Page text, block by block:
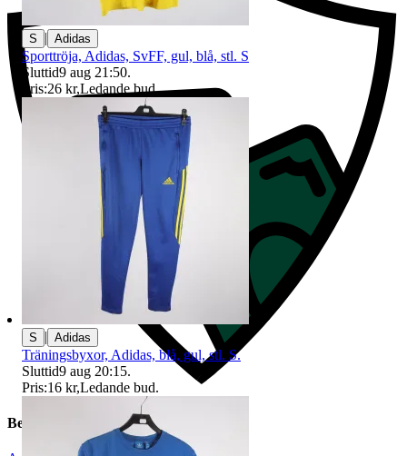
Beskrivning
S | Adidas
Sporttröja, Adidas, SvFF, gul, blå, stl. S
Sluttid9 aug 21:50.
Pris:26 kr,Ledande bud.
S | Adidas
Träningsbyxor, Adidas, blå, gul, stl. S.
Sluttid9 aug 20:15.
Pris:16 kr,Ledande bud.